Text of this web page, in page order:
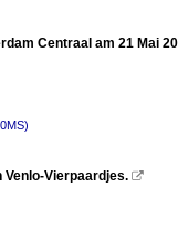
Centraal am 21 Mai
Venlo-Vierpaardjes. 